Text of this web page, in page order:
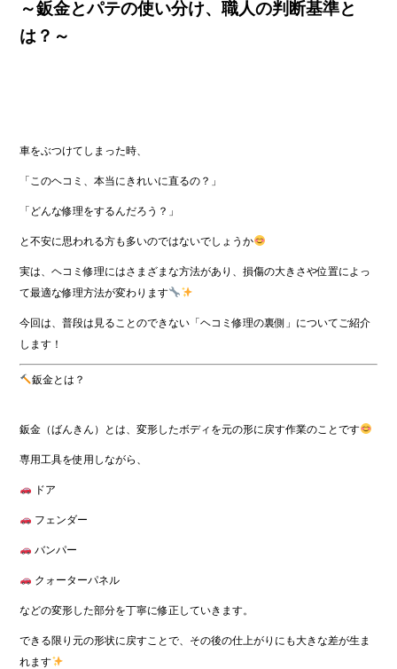
～鈑金とパテの使い分け、職人の判断基準と
は？～
車をぶつけてしまった時、
「このヘコミ、本当にきれいに直るの？」
「どんな修理をするんだろう？」
と不安に思われる方も多いのではないでしょうか
実は、ヘコミ修理にはさまざまな方法があり、損傷の大きさや位置によっ
て最適な修理方法が変わります
今回は、普段は見ることのできない「ヘコミ修理の裏側」についてご紹介
します！
鈑金とは？
鈑金（ばんきん）とは、変形したボディを元の形に戻す作業のことです
専用工具を使用しながら、
ドア
フェンダー
バンパー
クォーターパネル
などの変形した部分を丁寧に修正していきます。
できる限り元の形状に戻すことで、その後の仕上がりにも大きな差が生ま
れます